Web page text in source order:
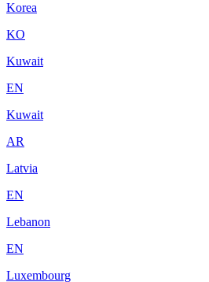
Korea
KO
Kuwait
EN
Kuwait
AR
Latvia
EN
Lebanon
EN
Luxembourg